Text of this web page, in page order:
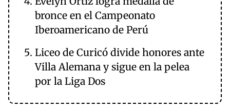
bronce en el Campeonato
Iberoamericano de Perú
Liceo de Curicó divide honores ante
Villa Alemana y sigue en la pelea
por la Liga Dos